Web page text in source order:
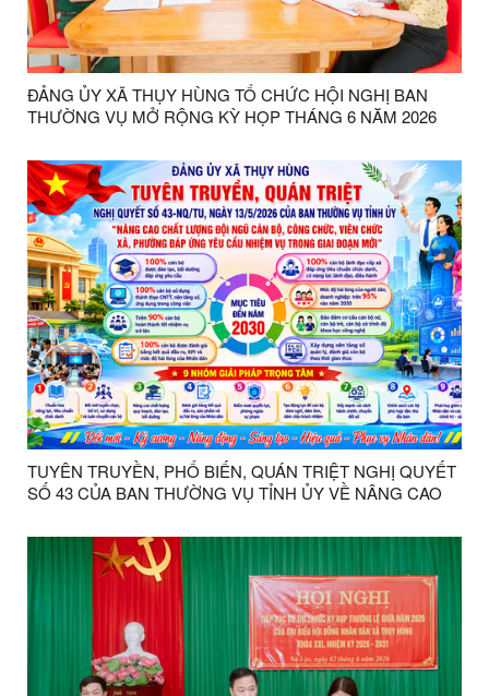
ĐẢNG ỦY XÃ THỤY HÙNG TỔ CHỨC HỘI NGHỊ BAN
THƯỜNG VỤ MỞ RỘNG KỲ HỌP THÁNG 6 NĂM 2026
TUYÊN TRUYỀN, PHỔ BIẾN, QUÁN TRIỆT NGHỊ QUYẾT
SỐ 43 CỦA BAN THƯỜNG VỤ TỈNH ỦY VỀ NÂNG CAO
CHỨC XÃ, PHƯỜNG ĐÁP ỨNG YÊU CẦU NHIỆM VỤ
TRONG GIAI ĐOẠN MỚI.